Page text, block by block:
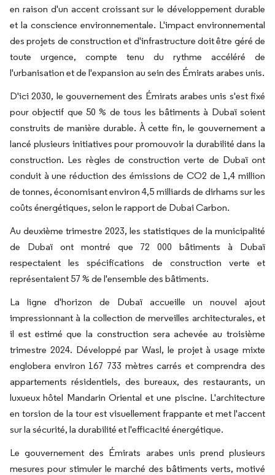
en raison d'un accent croissant sur le développement durable
et la conscience environnementale. L'impact environnemental
des projets de construction et d'infrastructure doit être géré de
toute urgence, compte tenu du rythme accéléré de
l'urbanisation et de l'expansion au sein des Émirats arabes unis.
D'ici 2030, le gouvernement des Émirats arabes unis s'est fixé
pour objectif que 50 % de tous les bâtiments à Dubaï soient
construits de manière durable. À cette fin, le gouvernement a
lancé plusieurs initiatives pour promouvoir la durabilité dans la
construction. Les règles de construction verte de Dubaï ont
conduit à une réduction des émissions de CO2 de 1,4 million
de tonnes, économisant environ 4,5 milliards de dirhams sur les
coûts énergétiques, selon le rapport de Dubai Carbon.
Au deuxième trimestre 2023, les statistiques de la municipalité
de Dubaï ont montré que 72 000 bâtiments à Dubaï
respectaient les spécifications de construction verte et
représentaient 57 % de l'ensemble des bâtiments.
La ligne d'horizon de Dubaï accueille un nouvel ajout
impressionnant à la collection de merveilles architecturales, et
il est estimé que la construction sera achevée au troisième
trimestre 2024. Développé par Wasl, le projet à usage mixte
englobera environ 167 733 mètres carrés et comprendra des
appartements résidentiels, des bureaux, des restaurants, un
luxueux hôtel Mandarin Oriental et une piscine. L'architecture
en torsion de la tour est visuellement frappante et met l'accent
sur la sécurité, la durabilité et l'efficacité énergétique.
Le gouvernement des Émirats arabes unis prend plusieurs
mesures pour stimuler le marché des bâtiments verts, motivé